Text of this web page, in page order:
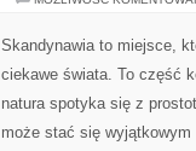
Skandynawia to miejsce,
ciekawe świata. To część
natura spotyka się z
może stać się